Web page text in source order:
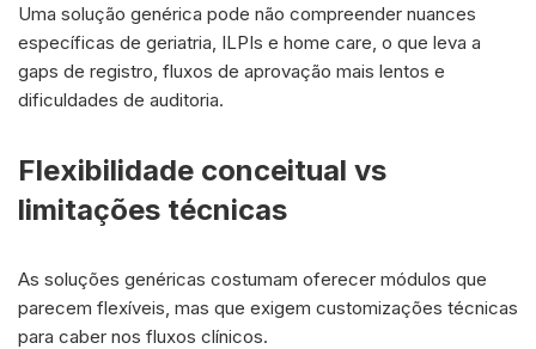
Uma solução genérica pode não compreender nuances
específicas de geriatria, ILPIs e home care, o que leva a
gaps de registro, fluxos de aprovação mais lentos e
dificuldades de auditoria.
Flexibilidade conceitual vs
limitações técnicas
As soluções genéricas costumam oferecer módulos que
parecem flexíveis, mas que exigem customizações técnicas
para caber nos fluxos clínicos.